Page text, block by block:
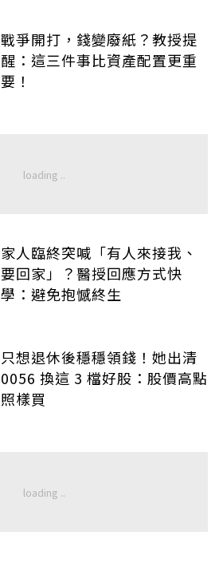
戰爭開打，錢變廢紙？教授提
醒：這三件事比資產配置更重
要！
家人臨終突喊「有人來接我、
要回家」？醫授回應方式快
學：避免抱憾終生
只想退休後穩穩領錢！她出清
0056 換這 3 檔好股：股價高點
照樣買